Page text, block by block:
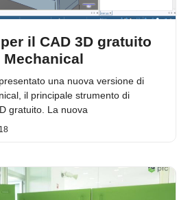
il CAD 3D gratuito
Mechanical
una nuova versione di
il principale strumento di
gratuito. La nuova